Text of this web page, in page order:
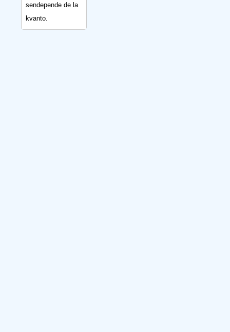
sendepende de la
kvanto.